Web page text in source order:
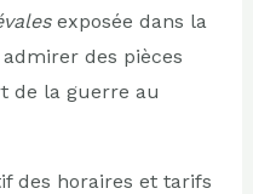
exposée dans la
des pièces
de la guerre au
des horaires et tarifs